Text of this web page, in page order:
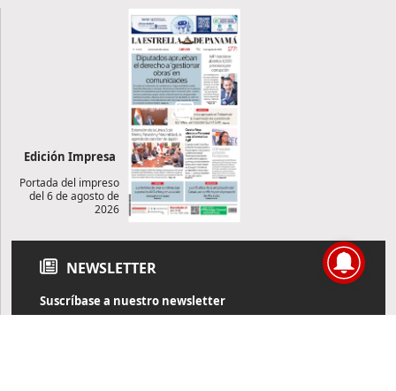
Edición Impresa
Portada del impreso
del 6 de agosto de
2026
NEWSLETTER
Suscríbase a nuestro newsletter
Reciba diariamente información de actualidad directamente en